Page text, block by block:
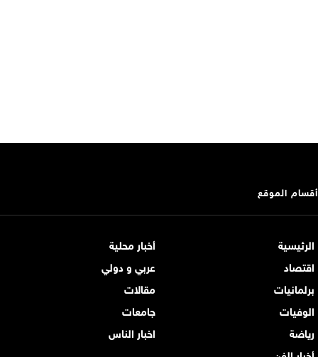
أقسام الموقع
الرئيسية
أخبار محلية
اقتصاد
عربي و دولي
برلمانيات
مقالات
الوفيات
جامعات
رياضة
اخبار الناس